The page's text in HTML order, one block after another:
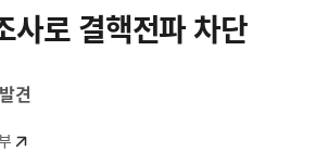
사로 결핵전파 차단
견